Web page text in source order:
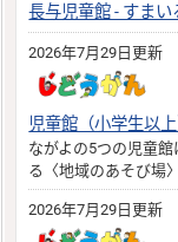
長与児童館 - すまい
2026年7月29日更新
児童館（小学生以上
ながよの5つの児童
る〈地域のあそび場〉
2026年7月29日更新